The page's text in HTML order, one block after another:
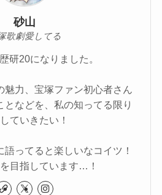
砂山
歌劇愛してる
研20になりました。
魅力、宝塚ファン初心者さん
となどを、私の知ってる限り
ていきたい！
ってると楽しいなコイツ！
目指しています…！